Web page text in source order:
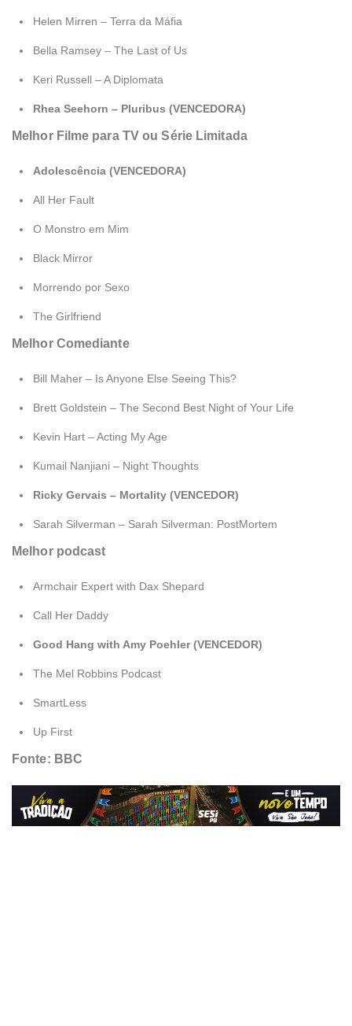
Helen Mirren – Terra da Máfia
Bella Ramsey – The Last of Us
Keri Russell – A Diplomata
Rhea Seehorn – Pluribus (VENCEDORA)
Melhor Filme para TV ou Série Limitada
Adolescência (VENCEDORA)
All Her Fault
O Monstro em Mim
Black Mirror
Morrendo por Sexo
The Girlfriend
Melhor Comediante
Bill Maher – Is Anyone Else Seeing This?
Brett Goldstein – The Second Best Night of Your Life
Kevin Hart – Acting My Age
Kumail Nanjiani – Night Thoughts
Ricky Gervais – Mortality (VENCEDOR)
Sarah Silverman – Sarah Silverman: PostMortem
Melhor podcast
Armchair Expert with Dax Shepard
Call Her Daddy
Good Hang with Amy Poehler (VENCEDOR)
The Mel Robbins Podcast
SmartLess
Up First
Fonte: BBC